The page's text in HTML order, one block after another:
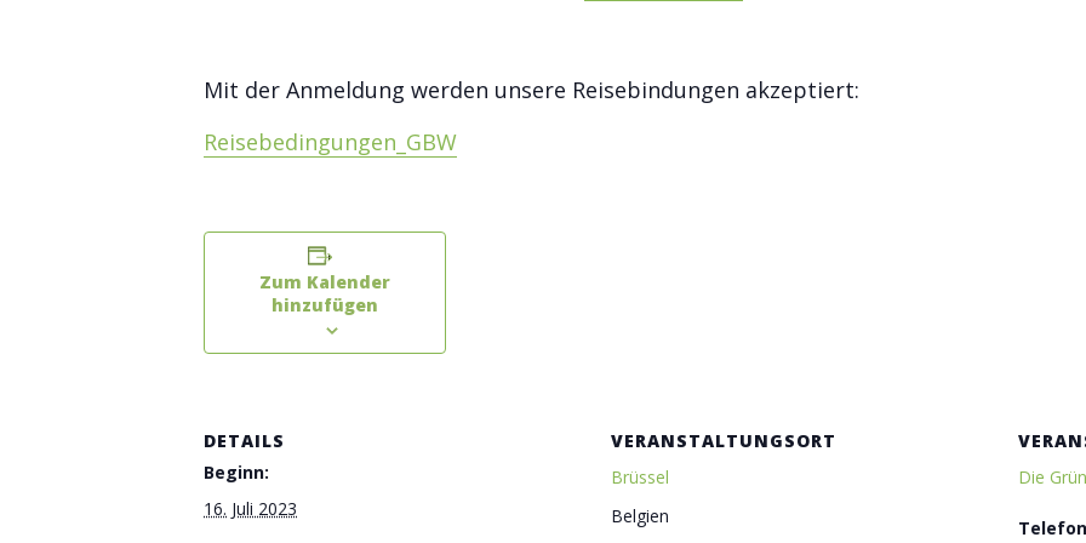
Mit der Anmeldung werden unsere Reisebindungen akzeptiert:
Reisebedingungen_GBW
Zum Kalender
hinzufügen
DETAILS
Beginn:
16. Juli 2023
VERANSTALTUNGSORT
Brüssel
Belgien
Die
Telefon